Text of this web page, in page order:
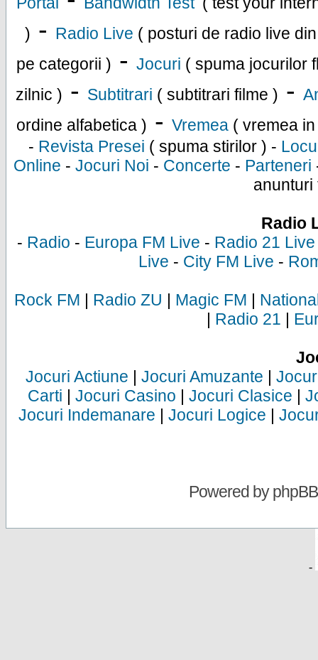
) - Radio Live ( posturi de radio live
pe categorii ) - Jocuri ( spuma jocurilor
zilnic ) - Subtitrari ( subtitrari filme ) -
ordine alfabetica ) - Vremea ( vremea
- Revista Presei ( spuma stirilor ) -
Online - Jocuri Noi - Concerte - Parteneri
anunturi
Radio
- Radio - Europa FM Live - Radio 21 Live
Live - City FM Live -
Rock FM | Radio ZU | Magic FM |
| Radio 21 |
Jocuri Actiune | Jocuri Amuzante |
Carti | Jocuri Casino | Jocuri Clasice |
Jocuri Indemanare | Jocuri Logice |
Powered byphpBB
-